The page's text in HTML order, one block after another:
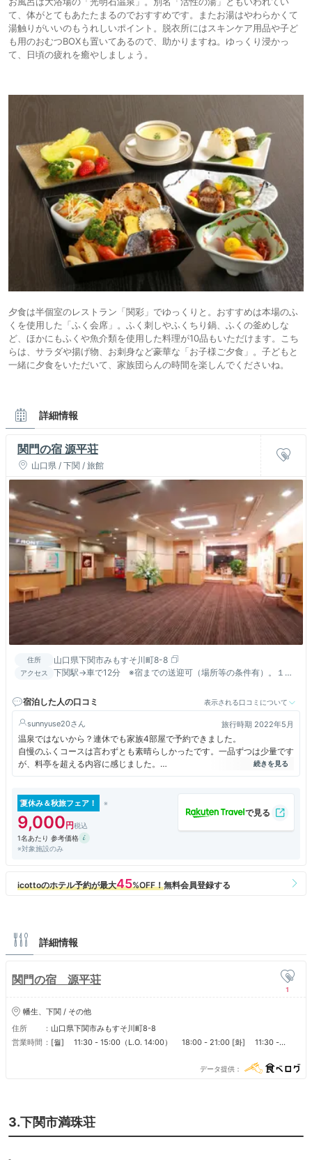
て、体がとてもあたたまるのでおすすめです。またお湯はやわらかくて
湯触りがいいのもうれしいポイント。脱衣所にはスキンケア用品や子ど
も用のおむつBOXも置いてあるので、助かりますね。ゆっくり浸かっ
て、日頃の疲れを癒やしましょう。
夕食は半個室のレストラン「関彩」でゆっくりと。おすすめは本場のふ
くを使用した「ふく会席」。ふく刺しやふくちり鍋、ふくの釜めしな
ど、ほかにもふくや魚介類を使用した料理が10品もいただけます。こち
らは、サラダや揚げ物、お刺身など豪華な「お子様ご夕食」。子どもと
一緒に夕食をいただいて、家族団らんの時間を楽しんでくださいね。
詳細情報
関門の宿 源平荘
山口県 / 下関 / 旅館
住所 山口県下関市みもすそ川町8-8
アクセス
下関駅→車で12分 ※宿までの送迎可（場所等の条件有）。１
宿泊した人の口コミ
表示される口コミについて
sunnyuse20 旅行時期 2022年5月
温泉ではないから？連休でも家族4部屋で予約できました。
自慢のふくコースは言わずとも素晴らしかったです。一品ずつは少量です
が、料亭を超える内容に感じました。
ーの送迎も楽しめました。
驚いたのは、朝6時から24時までソフトクリームと夕方4時から24時まで
生ビールがロビーでフリーサービス！カップのもずくスープも1人1つ無料
で頂けました。
り難点です。
和室だけでしょうか。。
それがなければ、リピートしたいです。
夏休み＆秋旅フェア！
9,000
1名あたり 参考価格
※対象施設のみ
詳細情報
関門の宿 源平荘
1
幡生、下関 / その他
住所
山口県下関市みもすそ川町8-8
営業時間
[월] 11:30 - 15:00（L.O. 14:00） 18:00 - 21:00 [화] 11:30 -
14:00） 18:00 - 21:00 [목] 11:30 - 15:00（L.O. 14:00） 18:00 -
21:00 [금] 11:30 - 15:00（L.O. 14:00） 18:00 - 21:00 [토] 11:30
休み ■ 定休日 年末年始
データ提供
3.下関市満珠荘